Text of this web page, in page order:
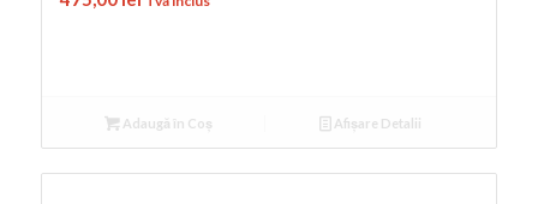
Adaugă în Coș Afișare Detalii